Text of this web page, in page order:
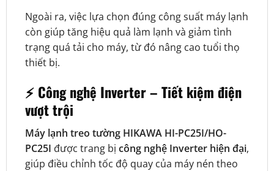
Ngoài ra, việc lựa chọn đúng công suất máy lạnh
còn giúp tăng hiệu quả làm lạnh và giảm tình
trạng quá tải cho máy, từ đó nâng cao tuổi thọ
thiết bị.
⚡ Công nghệ Inverter – Tiết kiệm điện
vượt trội
Máy lạnh treo tường HIKAWA HI-PC25I/HO-
PC25I được trang bị công nghệ Inverter hiện đại,
giúp điều chỉnh tốc độ quay của máy nén theo